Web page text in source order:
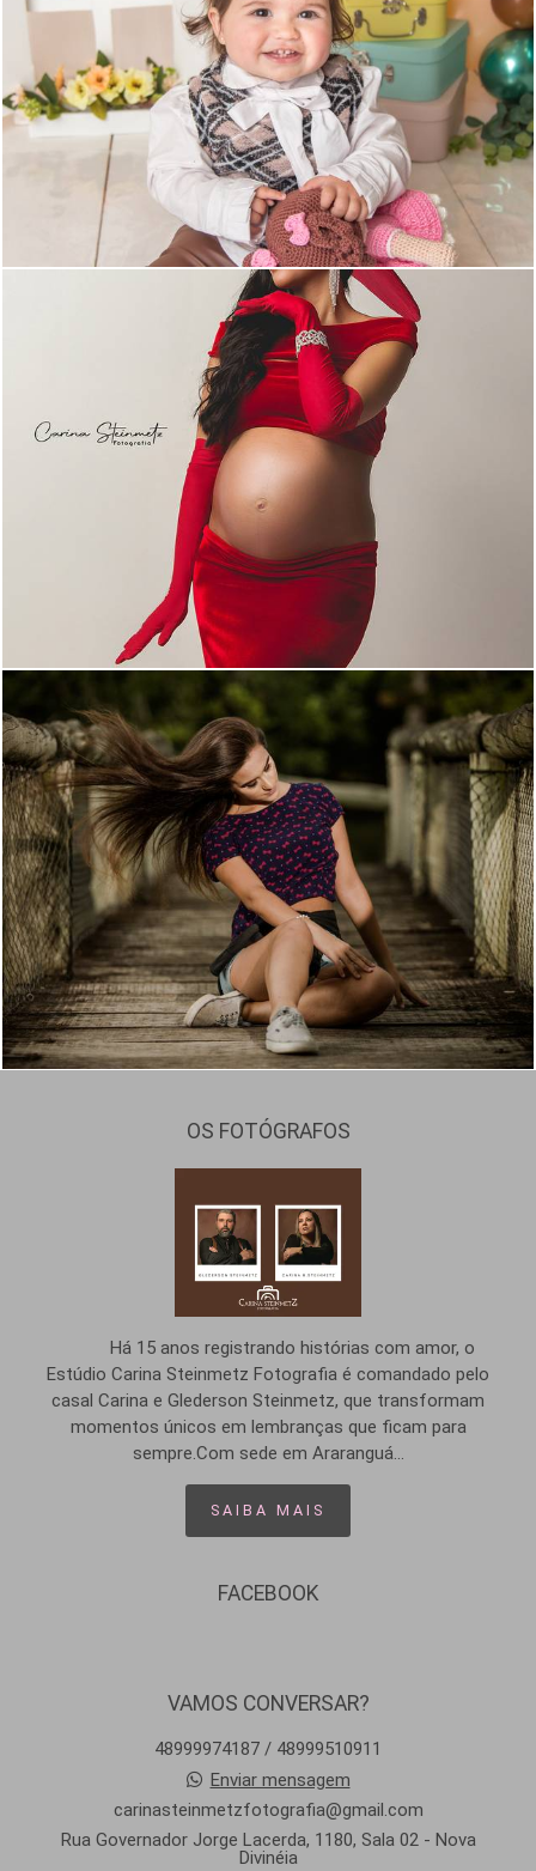
460 2
1380
4159 5
OS FOTÓGRAFOS
Há 15 anos registrando histórias com amor, o
Estúdio Carina Steinmetz Fotografia é comandado pelo
casal Carina e Glederson Steinmetz, que transformam
momentos únicos em lembranças que ficam para
sempre.Com sede em Araranguá...
SAIBA MAIS
FACEBOOK
VAMOS CONVERSAR?
48999974187 / 48999510911
Enviar mensagem
carinasteinmetzfotografia@gmail.com
Rua Governador Jorge Lacerda, 1180, Sala 02 - Nova
Divinéia